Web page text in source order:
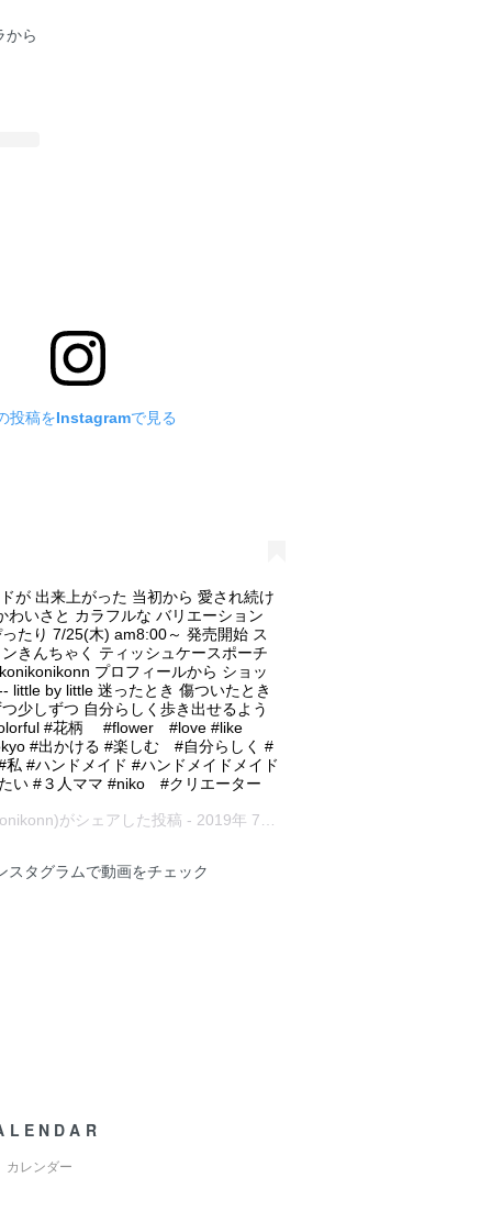
から
投稿をInstagramで見る
が 出来上がった 当初から 愛され続け
わいさと カラフルな バリエーション
たり 7/25(木) am8:00～ 発売開始 ス
きんちゃく ティッシュケースポーチ
プロフィールから ショッ
little by little 迷ったとき 傷ついたとき
少しずつ 自分らしく歩き出せるよう
#花柄 #flower #love #like
#出かける #楽しむ #自分らしく #
#ハンドメイド #ハンドメイドメイド
い #３人ママ #niko #クリエーター
がシェアした投稿 - 2019年 7月月24日午前3時44分PDT
タグラムで動画をチェック
カレンダー